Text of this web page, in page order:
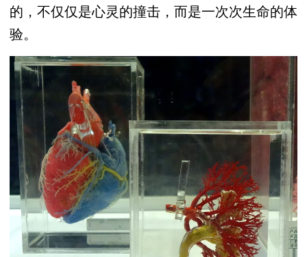
的，不仅仅是心灵的撞击，而是一次次生命的体
验。